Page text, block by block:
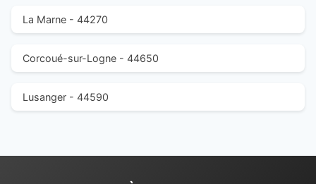
La Marne - 44270
Corcoué-sur-Logne - 44650
Lusanger - 44590